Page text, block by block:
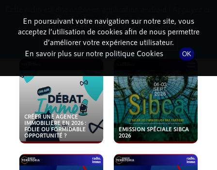
PODCASTS
CRÉER UNE AGENCE
IMMOBILIÈRE EN 2026 :
FOLIE OU FORMIDABLE
OPPORTUNITÉ ?
EMISSION SPÉCIALE SIBCA
2026
En poursuivant votre navigation sur notre site, vous
acceptez l’utilisation de cookies afin de nous permettre
d’améliorer votre expérience utilisateur.
En savoir plus sur notre politique Cookies
OK
dessous pour l'installer.
Non merci Télécharger l'application